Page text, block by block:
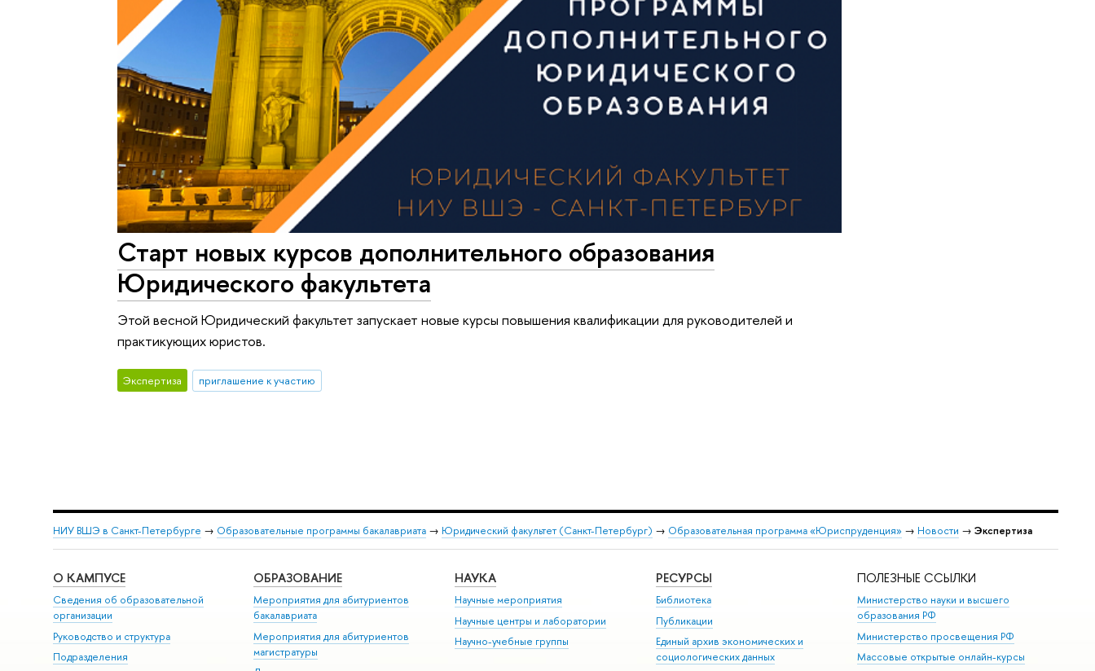
Старт новых курсов дополнительного образования
Юридического факультета
Этой весной Юридический факультет запускает новые курсы повышения квалификации для руководителей и
практикующих юристов.
Экспертиза приглашение к участию
НИУ ВШЭ в Санкт-Петербурге → Образовательные программы бакалавриата→ Юридический факультет (Санкт-Петербург) → Образовательная программа «Юриспруденция» → Новости → Экспертиза
О КАМПУСЕ
Сведения об образовательной
организации
Руководство и структура
Подразделения
ОБРАЗОВАНИЕ
Мероприятия для абитуриентов
бакалавриата
Мероприятия для абитуриентов
магистратуры
НАУКА
Научные мероприятия
Научные центры и лаборатории
Научно-учебные группы
РЕСУРСЫ
Библиотека
Публикации
Единый архив экономических и
социологических данных
ПОЛЕЗНЫЕ ССЫЛКИ
Министерство науки и высшего
образования РФ
Министерство просвещения РФ
Массовые открытые онлайн-курсы